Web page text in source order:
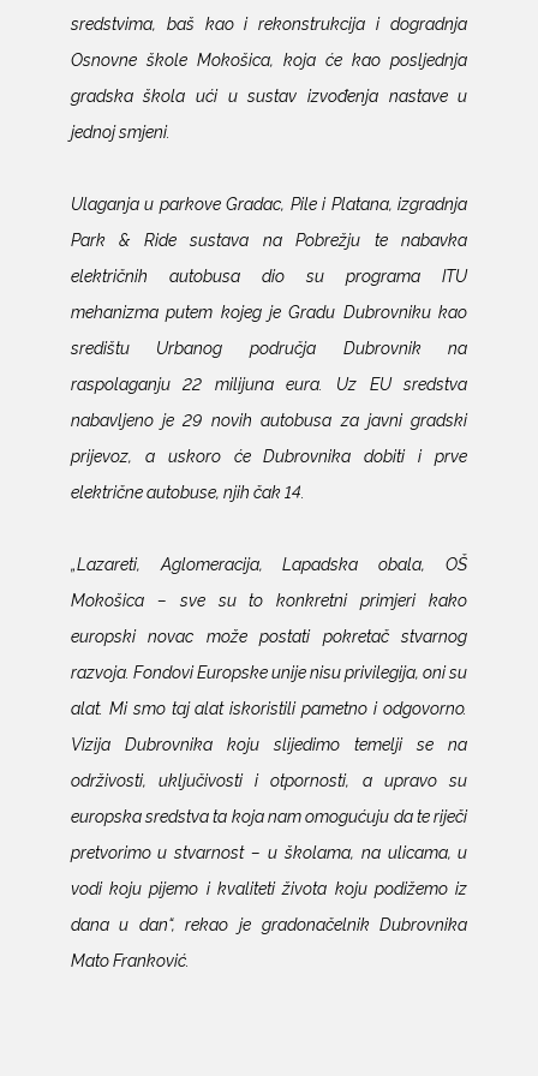
sredstvima, baš kao i rekonstrukcija i dogradnja
Osnovne škole Mokošica, koja će kao posljednja
gradska škola ući u sustav izvođenja nastave u
jednoj smjeni.
Ulaganja u parkove Gradac, Pile i Platana, izgradnja
Park & Ride sustava na Pobrežju te nabavka
električnih autobusa dio su programa ITU
mehanizma putem kojeg je Gradu Dubrovniku kao
središtu Urbanog područja Dubrovnik na
raspolaganju 22 milijuna eura. Uz EU sredstva
nabavljeno je 29 novih autobusa za javni gradski
prijevoz, a uskoro će Dubrovnika dobiti i prve
električne autobuse, njih čak 14.
„Lazareti, Aglomeracija, Lapadska obala, OŠ
Mokošica – sve su to konkretni primjeri kako
europski novac može postati pokretač stvarnog
razvoja. Fondovi Europske unije nisu privilegija, oni su
alat. Mi smo taj alat iskoristili pametno i odgovorno.
Vizija Dubrovnika koju slijedimo temelji se na
održivosti, uključivosti i otpornosti, a upravo su
europska sredstva ta koja nam omogućuju da te riječi
pretvorimo u stvarnost – u školama, na ulicama, u
vodi koju pijemo i kvaliteti života koju podižemo iz
dana u dan“, rekao je gradonačelnik Dubrovnika
Mato Franković.